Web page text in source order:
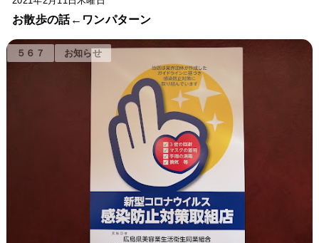
お散歩の話←ワンパターン
５６７ お知らせ